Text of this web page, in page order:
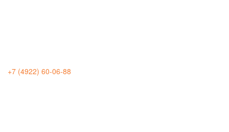
+7 (4922) 60-06-88